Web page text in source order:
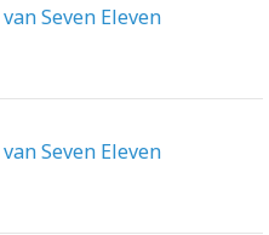
Seven Eleven
Seven Eleven